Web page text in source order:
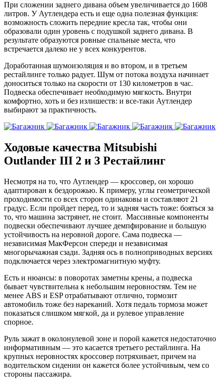
При сложении заднего дивана объем увеличивается до 1608
литров. У Аутлендера есть и еще одна полезная функция:
возможность сложить передние кресла так, чтобы они
образовали один уровень с подушкой заднего дивана. В
результате образуются ровные спальные места, что
встречается далеко не у всех конкурентов.
Доработанная шумоизоляция и во втором, и в третьем
рестайлинге только радует. Шум от потока воздуха начинает
доноситься только на скорости от 130 километров в час.
Подвеска обеспечивает необходимую мягкость. Внутри
комфортно, хоть и без излишеств: и все-таки Аутлендер
выбирают за практичность.
Ходовые качества Mitsubishi
Outlander III 2 и 3 Рестайлинг
Несмотря на то, что Аутлендер — кроссовер, он хорошо
адаптирован к бездорожью. К примеру, углы геометрической
проходимости со всех сторон одинаковы и составляют 21
градус. Если пройдет перед, то и задняя часть тоже: бояться за
то, что машина застрянет, не стоит. Массивные компоненты
подвески обеспечивают лучшее демпфирование и большую
устойчивость на неровной дороге. Сама подвеска —
независимая МакФерсон спереди и независимая
многорычажная сзади. Задняя ось в полноприводных версиях
подключается через электромагнитную муфту.
Есть и нюансы: в поворотах заметны крены, а подвеска
бывает чувствительна к небольшим неровностям. Тем не
менее ABS и ESP отрабатывают отлично, тормозит
автомобиль тоже без нареканий. Хотя педаль тормоза может
показаться слишком мягкой, да и рулевое управление
спорное.
Руль зажат в околонулевой зоне и порой кажется недостаточно
информативным — это касается третьего рестайлинга. На
крупных неровностях кроссовер потряхивает, причем на
водительском сидении он кажется более устойчивым, чем со
стороны пассажира.